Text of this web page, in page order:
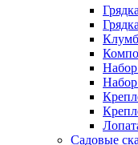
Набор
Набор
Садовые